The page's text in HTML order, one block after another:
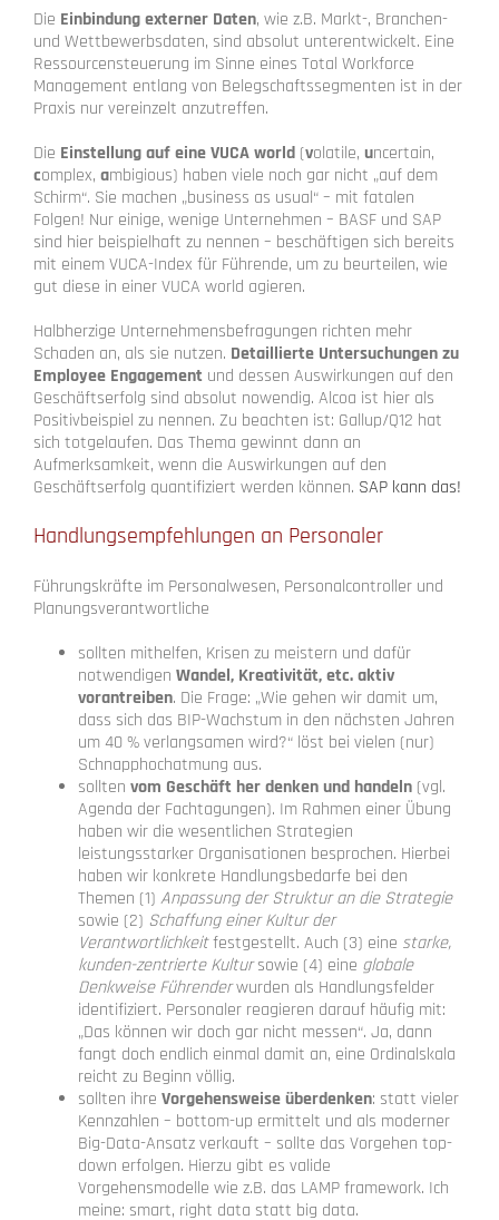
Die Einbindung externer Daten, wie z.B. Markt-, Branchen-
und Wettbewerbsdaten, sind absolut unterentwickelt. Eine
Ressourcensteuerung im Sinne eines Total Workforce
Management entlang von Belegschaftssegmenten ist in der
Praxis nur vereinzelt anzutreffen.
Die Einstellung auf eine VUCA world (volatile, uncertain,
complex, ambigious) haben viele noch gar nicht „auf dem
Schirm“. Sie machen „business as usual“ – mit fatalen
Folgen! Nur einige, wenige Unternehmen – BASF und SAP
sind hier beispielhaft zu nennen – beschäftigen sich bereits
mit einem VUCA-Index für Führende, um zu beurteilen, wie
gut diese in einer VUCA world agieren.
Halbherzige Unternehmensbefragungen richten mehr
Schaden an, als sie nutzen. Detaillierte Untersuchungen zu
Employee Engagement und dessen Auswirkungen auf den
Geschäftserfolg sind absolut nowendig. Alcoa ist hier als
Positivbeispiel zu nennen. Zu beachten ist: Gallup/Q12 hat
sich totgelaufen. Das Thema gewinnt dann an
Aufmerksamkeit, wenn die Auswirkungen auf den
Geschäftserfolg quantifiziert werden können. SAP kann das!
Handlungsempfehlungen an Personaler
Führungskräfte im Personalwesen, Personalcontroller und
Planungsverantwortliche
sollten mithelfen, Krisen zu meistern und dafür
notwendigen Wandel, Kreativität, etc. aktiv
vorantreiben. Die Frage: „Wie gehen wir damit um,
dass sich das BIP-Wachstum in den nächsten Jahren
um 40 % verlangsamen wird?“ löst bei vielen (nur)
Schnapphochatmung aus.
sollten vom Geschäft her denken und handeln (vgl.
Agenda der Fachtagungen). Im Rahmen einer Übung
haben wir die wesentlichen Strategien
leistungsstarker Organisationen besprochen. Hierbei
haben wir konkrete Handlungsbedarfe bei den
Themen (1) Anpassung der Struktur an die Strategie
sowie (2) Schaffung einer Kultur der
Verantwortlichkeitfestgestellt. Auch (3) eine starke,
kunden-zentrierte Kultursowie (4) eine globale
Denkweise Führenderwurden als Handlungsfelder
identifiziert. Personaler reagieren darauf häufig mit:
„Das können wir doch gar nicht messen“. Ja, dann
fangt doch endlich einmal damit an, eine Ordinalskala
reicht zu Beginn völlig.
sollten ihre Vorgehensweise überdenken: statt vieler
Kennzahlen – bottom-up ermittelt und als moderner
Big-Data-Ansatz verkauft – sollte das Vorgehen top-
down erfolgen. Hierzu gibt es valide
Vorgehensmodelle wie z.B. das LAMP framework. Ich
meine: smart, right data statt big data.